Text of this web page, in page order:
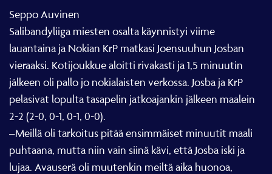
Seppo Auvinen
Salibandyliiga miesten osalta käynnistyi viime
lauantaina ja Nokian KrP matkasi Joensuuhun Josban
vieraaksi. Kotijoukkue aloitti rivakasti ja 1,5 minuutin
jälkeen oli pallo jo nokialaisten verkossa. Josba ja KrP
pelasivat lopulta tasapelin jatkoajankin jälkeen maalein
2-2 (2-0, 0-1, 0-1, 0-0).
–Meillä oli tarkoitus pitää ensimmäiset minuutit maali
puhtaana, mutta niin vain siinä kävi, että Josba iski ja
lujaa. Avauserä oli muutenkin meiltä aika huonoa,